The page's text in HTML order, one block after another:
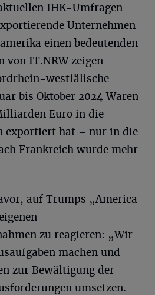
IHK-Umfragen
Unternehmen
einen bedeutenden
von IT.NRW zeigen
westfälische
bis Oktober 2024 Waren
Euro in die
exportiert hat – nur in die
Frankreich wurde mehr
auf Trumps „America
zu reagieren: „Wir
machen und
zur Bewältigung der
umsetzen.